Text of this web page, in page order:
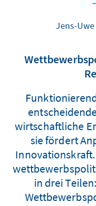
Jens-
wirtschaftliche
sie fördert
in drei